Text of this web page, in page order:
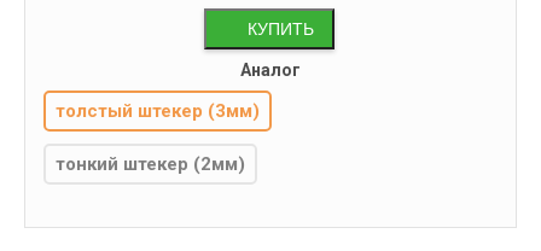
КУПИТЬ
Аналог
толстый штекер (3мм)
тонкий штекер (2мм)